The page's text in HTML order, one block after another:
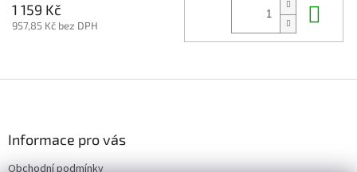
1 159 Kč
957,85 Kč bez DPH
Informace pro vás